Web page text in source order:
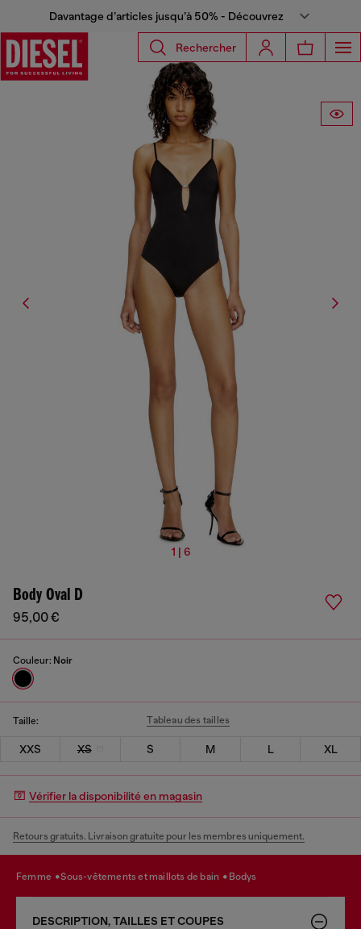
Davantage d’articles jusqu’à 50% - Découvrez
Rechercher
1 | 6
Body Oval D
95,00 €
Couleur: Noir
Taille: Tableau des tailles
XXS XS S M L XL
Vérifier la disponibilité en magasin
Retours gratuits. Livraison gratuite pour les membres uniquement.
femme sous-vêtements et maillots de bain bodys
DESCRIPTION, TAILLES ET COUPES